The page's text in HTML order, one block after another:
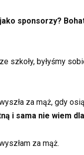
sponsorzy?
byłyśmy
za mąż, gdy
i sama nie wiem
za mąż.